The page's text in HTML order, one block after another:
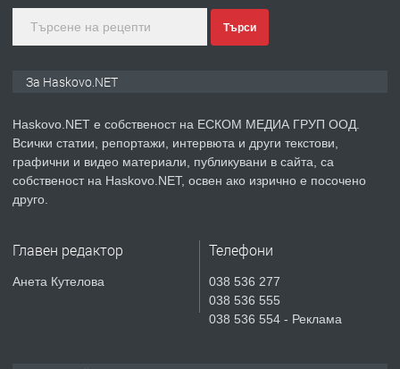
преди 5 дни
ПРЕДЛАГА
Продавам парцел в гр. Хасково кв.
СГЛОБЯВАНЕ НА МЕБЕЛИ.
Търси
За Haskovo.NET
Haskovo.NET е собственост на ЕСКОМ МЕДИА ГРУП ООД.
Всички статии, репортажи, интервюта и други текстови,
графични и видео материали, публикувани в сайта, са
собственост на Haskovo.NET, освен ако изрично е посочено
друго.
Главен редактор
Анета Кутелова
Телефони
038 536 277
038 536 555
038 536 554 - Реклама